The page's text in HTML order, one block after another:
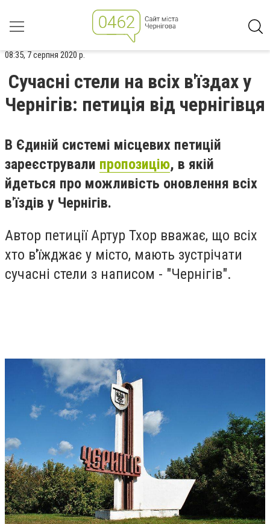
08:35, 7 серпня 2020 р.
Сучасні стели на всіх в'їздах у
Чернігів: петиція від чернігівця
В Єдиній системі місцевих петицій
зареєстрували пропозицію, в якій
йдеться про можливість оновлення всіх
в'їздів у Чернігів.
Автор петиції Артур Тхор вважає, що всіх
хто в'їжджає у місто, мають зустрічати
сучасні стели з написом - "Чернігів".